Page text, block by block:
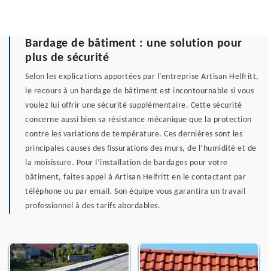
Bardage de bâtiment : une solution pour
plus de sécurité
Selon les explications apportées par l’entreprise Artisan Helfritt,
le recours à un bardage de bâtiment est incontournable si vous
voulez lui offrir une sécurité supplémentaire. Cette sécurité
concerne aussi bien sa résistance mécanique que la protection
contre les variations de température. Ces dernières sont les
principales causes des fissurations des murs, de l’humidité et de
la moisissure. Pour l’installation de bardages pour votre
bâtiment, faites appel à Artisan Helfritt en le contactant par
téléphone ou par email. Son équipe vous garantira un travail
professionnel à des tarifs abordables.